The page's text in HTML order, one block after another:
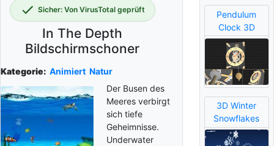
Sicher: Von VirusTotal geprüft
In The Depth
Bildschirmschoner
Kategorie: Animiert Natur
Der Busen des
Meeres verbirgt
sich tiefe
Geheimnisse.
Underwater
Pendulum
Clock 3D
3D Winter
Snowflakes